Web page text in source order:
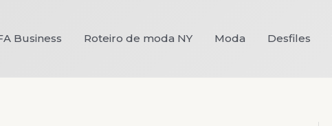
Business Roteiro de moda NY Moda Desfiles